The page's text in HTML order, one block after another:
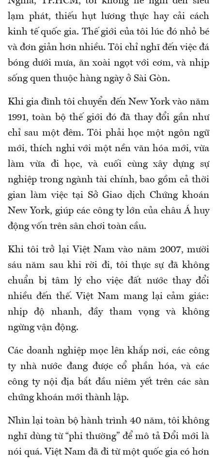
lạm phát, thiếu hụt lương thực hay cải cách
kinh tế quốc gia. Thế giới của tôi lúc đó nhỏ bé
và đơn giản hơn nhiều. Tôi chỉ nghĩ đến việc đá
bóng dưới mưa, ăn xoài ngọt với cơm, và nhịp
sống quen thuộc hàng ngày ở Sài Gòn.
Khi gia đình tôi chuyển đến New York vào năm
1991, toàn bộ thế giới đó đã thay đổi gần như
chỉ sau một đêm. Tôi phải học một ngôn ngữ
mới, thích nghi với một nền văn hóa mới, vừa
làm vừa đi học, và cuối cùng xây dựng sự
nghiệp trong ngành tài chính, bao gồm cả thời
gian làm việc tại Sở Giao dịch Chứng khoán
New York, giúp các công ty lớn của châu Á huy
động vốn trên sân chơi toàn cầu.
Khi tôi trở lại Việt Nam vào năm 2007, mười
sáu năm sau khi rời đi, tôi thực sự đã không
chuẩn bị tâm lý cho việc đất nước thay đổi
nhiều đến thế. Việt Nam mang lại cảm giác:
nhịp độ nhanh, đầy tham vọng và không
ngừng vận động.
Các doanh nghiệp mọc lên khắp nơi, các công
ty nhà nước đang được cổ phần hóa, và các
công ty nội địa bắt đầu niêm yết trên các sàn
chứng khoán mới thành lập.
Nhìn lại toàn bộ hành trình 40 năm, tôi không
nghĩ dùng từ “phi thường” để mô tả Đổi mới là
nói quá. Việt Nam đã đi từ một quốc gia có hơn